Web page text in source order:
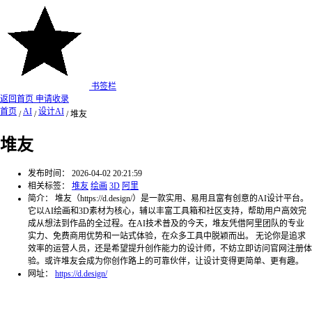
书签栏
返回首页 申请收录
首页 / AI / 设计AI / 堆友
堆友
发布时间：
2026-04-02 20:21:59
相关标签：
堆友 绘画 3D 阿里
简介：
堆友（https://d.design/）是一款实用、易用且富有创意的AI设计平台。
它以AI绘画和3D素材为核心，辅以丰富工具箱和社区支持，帮助用户高效完
成从想法到作品的全过程。在AI技术普及的今天，堆友凭借阿里团队的专业
实力、免费商用优势和一站式体验，在众多工具中脱颖而出。 无论你是追求
效率的运营人员，还是希望提升创作能力的设计师，不妨立即访问官网注册体
验。或许堆友会成为你创作路上的可靠伙伴，让设计变得更简单、更有趣。
网址：
https://d.design/